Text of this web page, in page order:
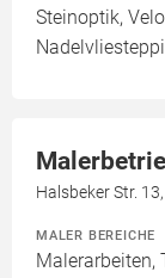
Steinoptik,
Halsbeker Str.
MALER BEREICHE
Malerarbeiten,